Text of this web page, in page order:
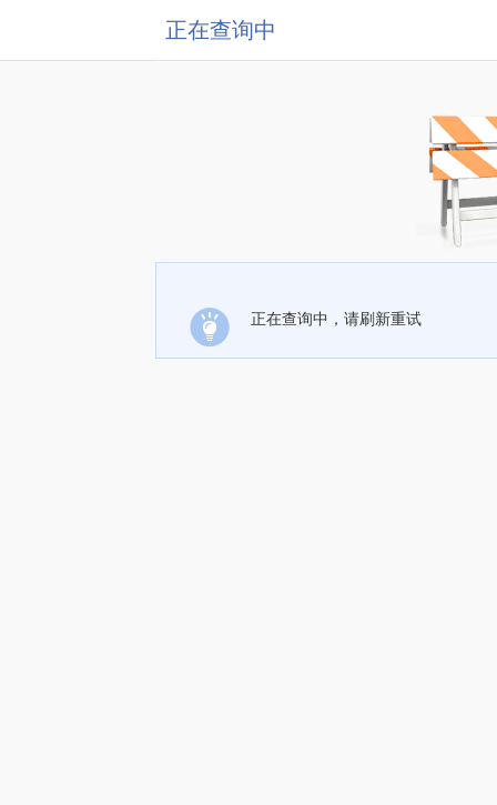
正在查询中
正在查询中，请刷新重试